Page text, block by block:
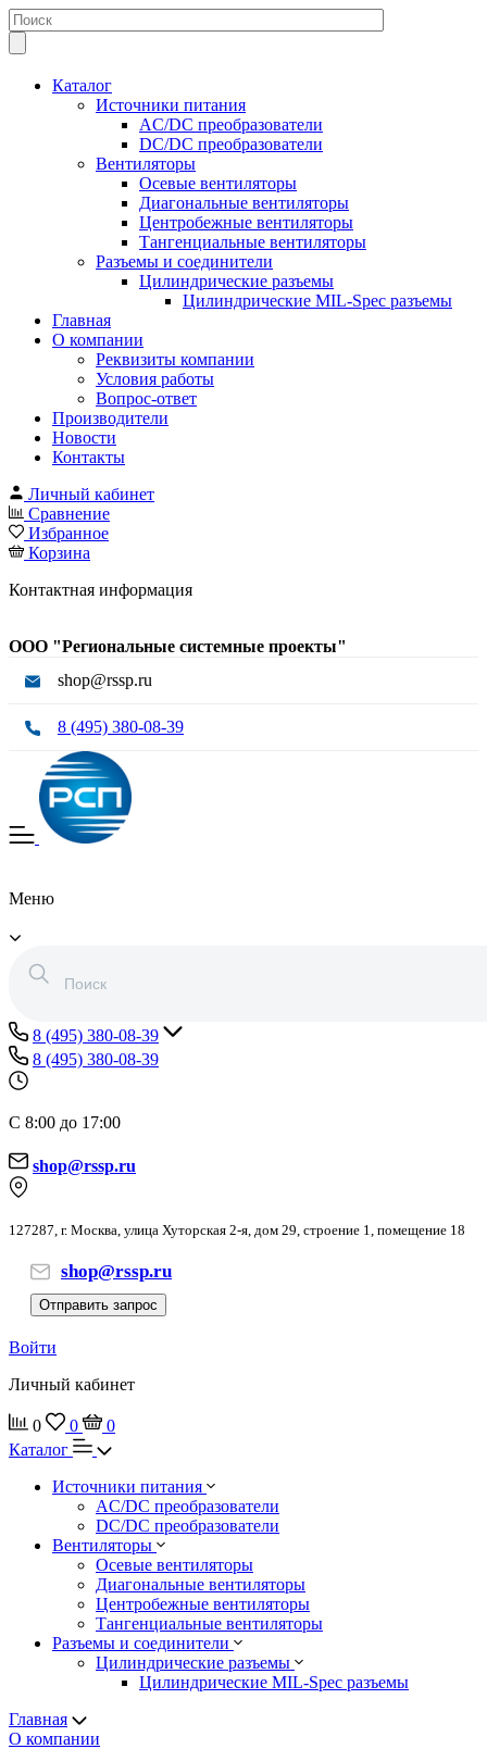
Каталог
Источники питания
AC/DC преобразователи
DC/DC преобразователи
Вентиляторы
Осевые вентиляторы
Диагональные вентиляторы
Центробежные вентиляторы
Тангенциальные вентиляторы
Разъемы и соединители
Цилиндрические разъемы
Цилиндрические MIL-Spec разъемы
Главная
О компании
Реквизиты компании
Условия работы
Вопрос-ответ
Производители
Новости
Контакты
Личный кабинет
Сравнение
Избранное
Корзина
Контактная информация
ООО "Региональные системные проекты"
shop@rssp.ru
8 (495) 380-08-39
Меню
8 (495) 380-08-39
8 (495) 380-08-39
С 8:00 до 17:00
shop@rssp.ru
127287, г. Москва, улица Хуторская 2-я, дом 29, строение 1, помещение 18
shop@rssp.ru
Отправить запрос
Войти
Личный кабинет
0 0
0
Каталог
Источники питания
AC/DC преобразователи
DC/DC преобразователи
Вентиляторы
Осевые вентиляторы
Диагональные вентиляторы
Центробежные вентиляторы
Тангенциальные вентиляторы
Разъемы и соединители
Цилиндрические разъемы
Цилиндрические MIL-Spec разъемы
Главная
О компании